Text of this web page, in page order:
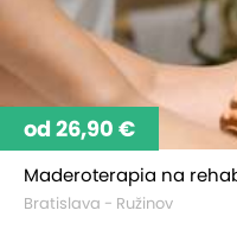
Maderoterapia na
Bratislava - Ružinov
od 26,90 €